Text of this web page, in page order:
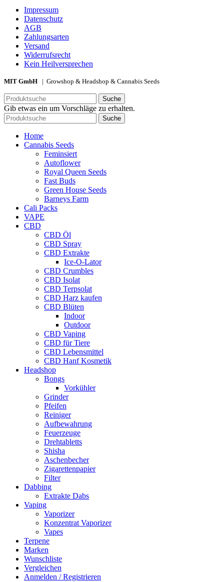
Impressum
Datenschutz
AGB
Zahlungsarten
Versand
Widerrufsrecht
Kein Heilversprechen
MIT GmbH | Growshop & Headshop & Cannabis Seeds
Suche
Gib etwas ein um Vorschläge zu erhalten.
Suche
Home
Cannabis Seeds
Feminsiert
Autoflower
Royal Queen Seeds
Fast Buds
Green House Seeds
Barneys Farm
Cali Packs
VAPE
CBD
CBD Öl
CBD Spray
CBD Extrakte
Ice-O-Lator
CBD Crumbles
CBD Isolat
CBD Terpsolat
CBD Harz kaufen
CBD Blüten
Indoor
Outdoor
CBD Vaping
CBD für Tiere
CBD Lebensmittel
CBD Hanf Kosmetik
Headshop
Bongs
Vorkühler
Grinder
Pfeifen
Reiniger
Aufbewahrung
Feuerzeuge
Drehtabletts
Shisha
Aschenbecher
Zigarettenpapier
Filter
Dabbing
Extrakte Dabs
Vaping
Vaporizer
Konzentrat Vaporizer
Vapes
Terpene
Marken
Wunschliste
Vergleichen
Anmelden / Registrieren